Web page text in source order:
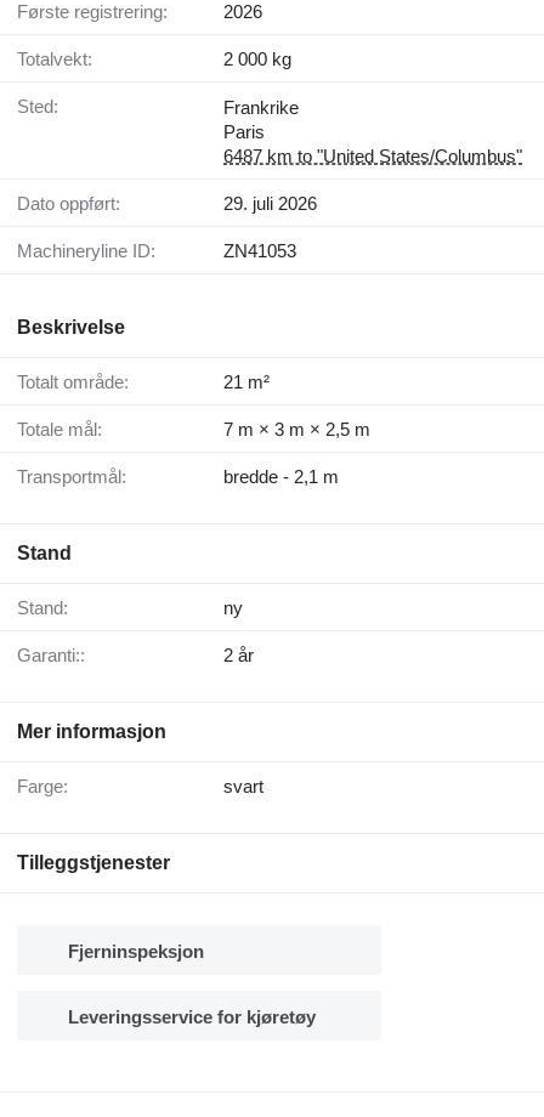
Første registrering: 2026
Totalvekt: 2 000 kg
Sted:
Frankrike
Paris
6487 km to "United States/Columbus"
Dato oppført: 29. juli 2026
Machineryline ID: ZN41053
Beskrivelse
Totalt område: 21 m²
Totale mål: 7 m × 3 m × 2,5 m
Transportmål: bredde - 2,1 m
Stand
Stand: ny
Garanti:: 2 år
Mer informasjon
Farge: svart
Tilleggstjenester
Fjerninspeksjon
Leveringsservice for kjøretøy